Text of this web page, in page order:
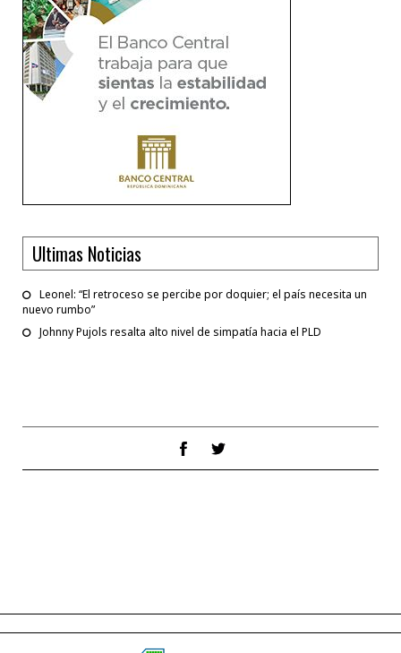
Ultimas Noticias
Leonel: “El retroceso se percibe por doquier; el país necesita un
nuevo rumbo”
Johnny Pujols resalta alto nivel de simpatía hacia el PLD